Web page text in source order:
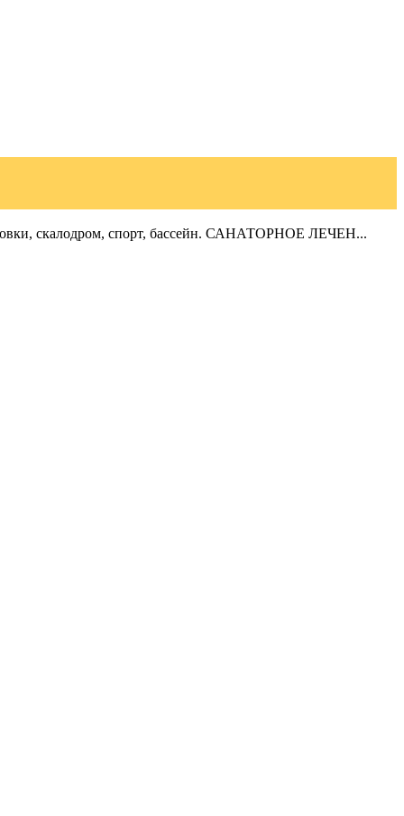
скалодром, спорт, бассейн. САНАТОРНОЕ ЛЕЧЕН...